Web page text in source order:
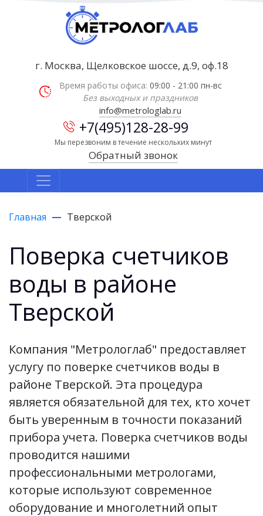
г. Москва, Щелковское шоссе, д.9, оф.18
Время работы офиса: 09:00 - 21:00 пн-вс
Без выходных и праздников
info@metrologlab.ru
+7(495)128-28-99
Мы перезвоним в течение нескольких минут
Обратный звонок
Главная Тверской
Поверка счетчиков
воды в районе
Тверской
Компания "Метрологлаб" предоставляет
услугу по поверке счетчиков воды в
районе Тверской. Эта процедура
является обязательной для тех, кто хочет
быть уверенным в точности показаний
прибора учета. Поверка счетчиков воды
проводится нашими
профессиональными метрологами,
которые используют современное
оборудование и многолетний опыт